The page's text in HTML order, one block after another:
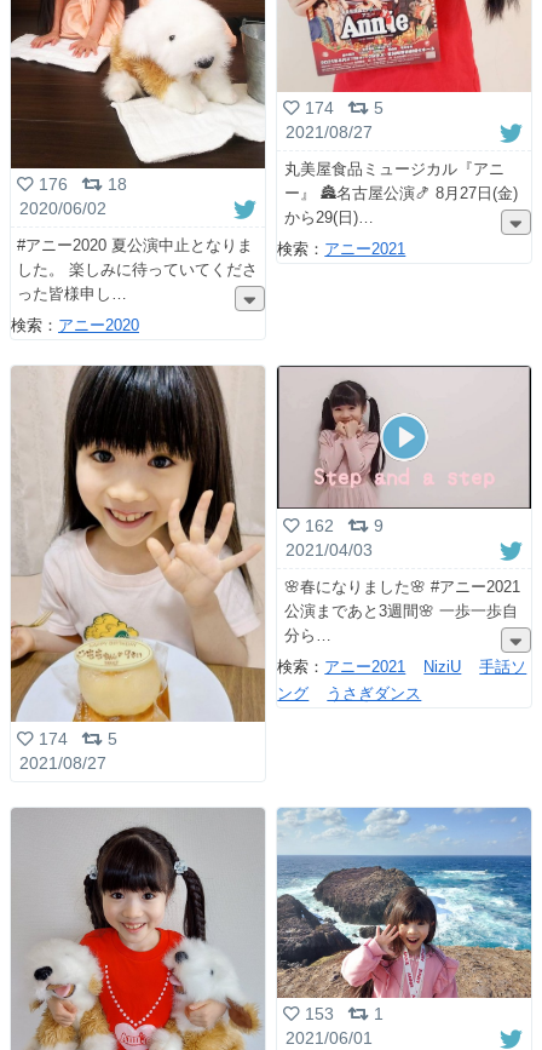
176
18
2020/06/02
#アニー2020 夏公演中止となりま
した。 楽しみに待っていてくださ
った皆様申し
検索： アニー2020
174
5
2021/08/27
丸美屋食品ミュージカル『アニ
ー』 🏯名古屋公演🍤 8月27日(金)
から29(日)
検索： アニー2021
174
5
2021/08/27
162
9
2021/04/03
🌸春になりました🌸 #アニー2021
公演まであと3週間🌸 一歩一歩自
分ら
検索： アニー2021 NiziU
手話ソ
ング
うさぎダンス
153
1
2021/06/01